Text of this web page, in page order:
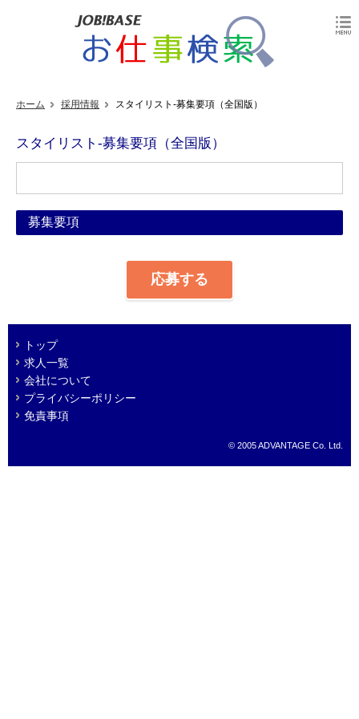
ホーム 採用情報 スタイリスト-募集要項（全国版）
スタイリスト-募集要項（全国版）
募集要項
応募する
トップ
求人一覧
会社について
プライバシーポリシー
免責事項
© 2005 ADVANTAGE Co. Ltd.